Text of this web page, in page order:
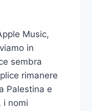
Music,
in
sembra
rimanere
Palestina e
i nomi